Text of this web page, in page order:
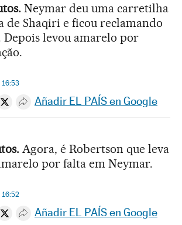
Neymar deu uma carretilha
de Shaqiri e ficou reclamando
Depois levou amarelo por
16:53
en Whatsapp
en Facebook
Compartir en Twitter
Desplegar Redes Sociales
Añadir EL PAÍS en Google
Agora, é Robertson que leva
por falta em Neymar.
16:52
en Whatsapp
en Facebook
Compartir en Twitter
Desplegar Redes Sociales
Añadir EL PAÍS en Google